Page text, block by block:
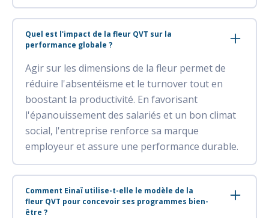
Quel est l'impact de la fleur QVT sur la
performance globale ?
Agir sur les dimensions de la fleur permet de
réduire l'absentéisme et le turnover tout en
boostant la productivité. En favorisant
l'épanouissement des salariés et un bon climat
social, l'entreprise renforce sa marque
employeur et assure une performance durable.
Comment Einaï utilise-t-elle le modèle de la
fleur QVT pour concevoir ses programmes bien-
être ?